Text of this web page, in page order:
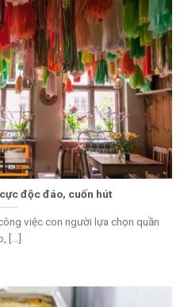
độc đáo, cuốn hút
việc con người lựa chọn quần
[...]